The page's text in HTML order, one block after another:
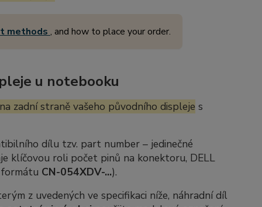
methods , and how to place your order.
u notebooku
zadní straně vašeho původního displeje s
dílu tzv. part number– jedinečné
klíčovou roli počet pinů na konektoru, DELL
CN-054XDV-...).
z uvedených ve specifikaci níže, náhradní díl